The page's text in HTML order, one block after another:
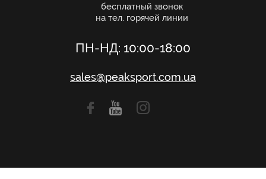
бесплатный звонок
на тел. горячей линии
ПН-НД: 10:00-18:00
sales@peaksport.com.ua